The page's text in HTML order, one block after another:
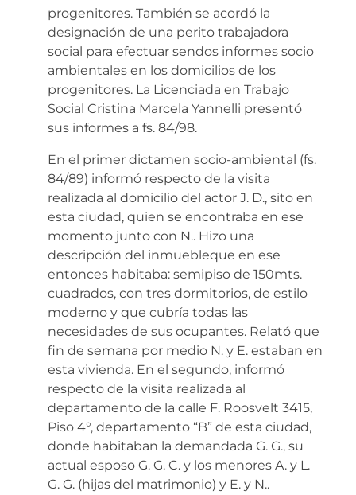
progenitores. También se acordó la
designación de una perito trabajadora
social para efectuar sendos informes socio
ambientales en los domicilios de los
progenitores. La Licenciada en Trabajo
Social Cristina Marcela Yannelli presentó
sus informes a fs. 84/98.
En el primer dictamen socio-ambiental (fs.
84/89) informó respecto de la visita
realizada al domicilio del actor J. D., sito en
esta ciudad, quien se encontraba en ese
momento junto con N.. Hizo una
descripción del inmuebleque en ese
entonces habitaba: semipiso de 150mts.
cuadrados, con tres dormitorios, de estilo
moderno y que cubría todas las
necesidades de sus ocupantes. Relató que
fin de semana por medio N. y E. estaban en
esta vivienda. En el segundo, informó
respecto de la visita realizada al
departamento de la calle F. Roosvelt 3415,
Piso 4°, departamento “B” de esta ciudad,
donde habitaban la demandada G. G., su
actual esposo G. G. C. y los menores A. y L.
G. G. (hijas del matrimonio) y E. y N..